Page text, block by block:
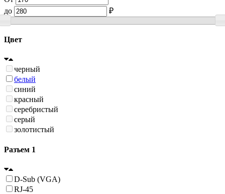
до
₽
Цвет
черный
белый
синий
красный
серебристый
серый
золотистый
Разъем 1
D-Sub (VGA)
RJ-45